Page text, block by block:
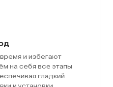
и избегают
на себя все этапы
гладкий
и установки